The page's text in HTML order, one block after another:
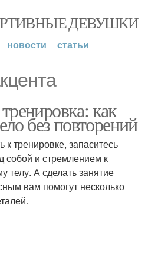
ДЕВУШКИ
новости статьи
как
без повторений
тренировке, запаситесь
собой и стремлением к
телу. А сделать занятие
вам помогут несколько